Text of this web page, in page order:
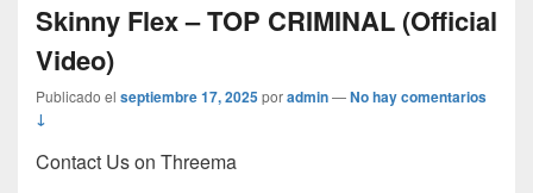
Skinny Flex – TOP CRIMINAL (Official
Video)
Publicado el septiembre 17, 2025poradmin—No hay comentarios
↓
Contact Us on Threema